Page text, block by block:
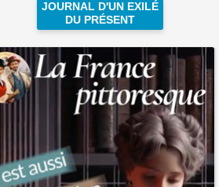
JOURNAL D'UN EXILÉ
DU PRÉSENT